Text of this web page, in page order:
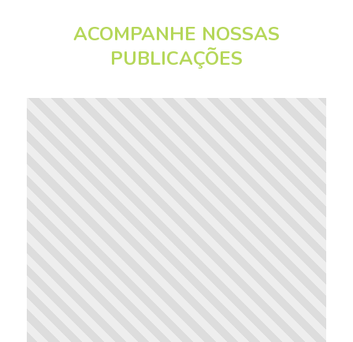
ACOMPANHE NOSSAS
PUBLICAÇÕES